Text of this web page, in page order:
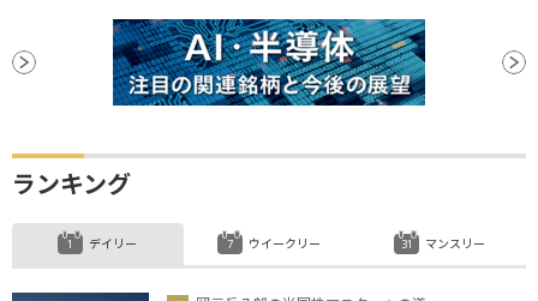
ランキング
デイリー ウイークリー マンスリー